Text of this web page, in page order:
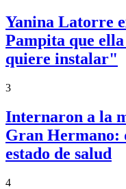
Yanina Latorre
Pampita que
quiere instalar"
3
Internaron a la
Gran Hermano:
estado de salud
4